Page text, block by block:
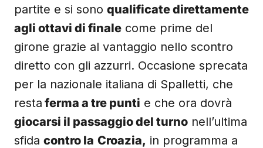
partite e si sono qualificate direttamente
agli ottavi di finale come prime del
girone grazie al vantaggio nello scontro
diretto con gli azzurri. Occasione sprecata
per la nazionale italiana di Spalletti, che
resta ferma a tre punti e che ora dovrà
giocarsi il passaggio del turno nell’ultima
sfida contro la Croazia, in programma a